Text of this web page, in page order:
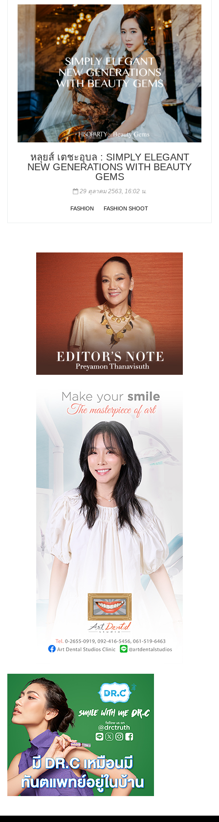
หลุยส์ เตชะอุบล : SIMPLY ELEGANT
NEW GENERATIONS WITH BEAUTY
GEMS
29 ตุลาคม 2563, 16:02 น.
FASHION FASHION SHOOT